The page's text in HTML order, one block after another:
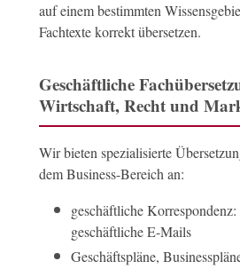
auf einem bestimmten
Fachtexte korrekt übersetzen.
Geschäftliche
Wirtschaft, Recht und
Wir bieten spezialisierte
dem Business-Bereich an:
geschäftliche
geschäftliche E-Mails
Geschäftspläne,